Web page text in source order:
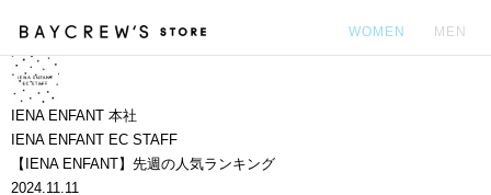
WOMEN MEN
IENA ENFANT 本社
IENA ENFANT EC STAFF
【IENA ENFANT】先週の人気ランキング
2024.11.11